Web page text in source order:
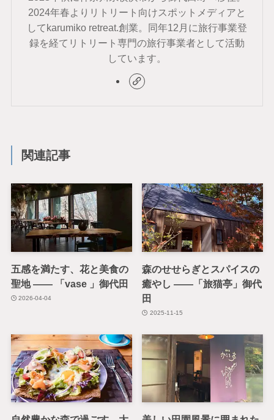
2024年春よりリトリート向けスポットメディアと
してkarumiko retreat.創業。同年12月に旅行事業登
録を経てリトリート専門の旅行事業者として活動
しています。
関連記事
五感を満たす、花と美食の
聖地 —— 「vase 」御代田
2026-04-04
森のせせらぎとスパイスの
癒やし ——「旅猫亭」御代
田
2025-11-15